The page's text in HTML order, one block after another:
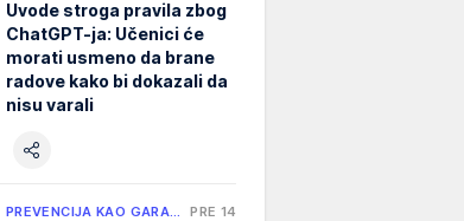
Uvode stroga pravila zbog
ChatGPT-ja: Učenici će
morati usmeno da brane
radove kako bi dokazali da
nisu varali
PREVENCIJA KAO GARA… PRE 14 H